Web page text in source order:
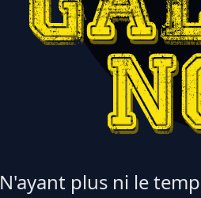
N'ayant plus ni le